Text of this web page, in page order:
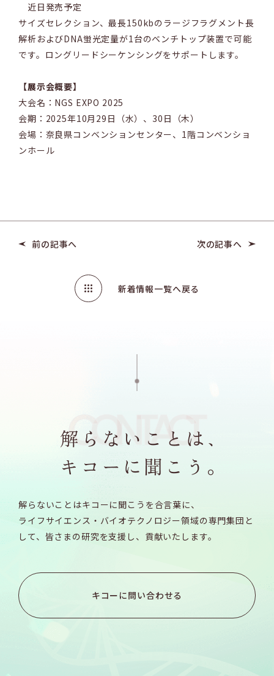
近日発売予定
サイズセレクション、最長150kbのラージフラグメント長
解析およびDNA蛍光定量が1台のベンチトップ装置で可能
です。ロングリードシーケンシングをサポートします。
【展示会概要】
大会名：NGS EXPO 2025
会期：2025年10月29日（水）、30日（木）
会場：奈良県コンベンションセンター、1階コンベンショ
ンホール
前の記事へ
新着情報一覧へ戻る
次の記事へ
解らないことはキコーに聞こうを合言葉に、
ライフサイエンス・バイオテクノロジー領域の専門集団と
して、 皆さまの研究を支援し、貢献いたします。
キコーに問い合わせる